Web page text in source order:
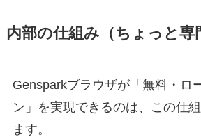
内部の仕組み（ちょっと専
Gensparkブラウザが「無料・ロ
ン」を実現できるのは、この仕
ます。